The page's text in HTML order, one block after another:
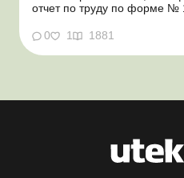
отчет по труду по форме №
Учитывая что с 05.07.2025
представление
отчетности для всех
0 1 1881